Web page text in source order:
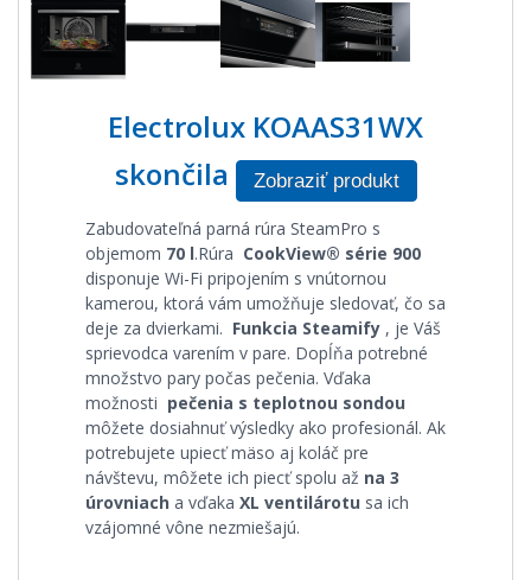
Electrolux KOAAS31WX
skončila
Zobraziť produkt
Zabudovateľná parná rúra SteamPro s
objemom 70 l.Rúra CookView® série 900
disponuje Wi-Fi pripojením s vnútornou
kamerou, ktorá vám umožňuje sledovať, čo sa
deje za dvierkami. Funkcia Steamify , je Váš
sprievodca varením v pare. Dopĺňa potrebné
množstvo pary počas pečenia. Vďaka
možnosti pečenia s teplotnou sondou
môžete dosiahnuť výsledky ako profesionál. Ak
potrebujete upiecť mäso aj koláč pre
návštevu, môžete ich piecť spolu až na 3
úrovniach a vďaka XL ventilárotu sa ich
vzájomné vône nezmiešajú.